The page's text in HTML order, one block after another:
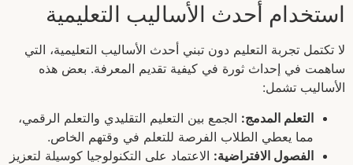
استخدام أحدث الأساليب التعليمية
لا تكتمل تجربة التعليم دون تبني أحدث الأساليب التعليمية، التي
ساهمت في إحداث ثورة في كيفية تقديم المعرفة. بعض هذه
الأساليب تشمل:
التعلم المدمج: الجمع بين التعليم التقليدي والتعلم الرقمي،
مما يعطي الطلاب الفرصة للتعلم في وقتهم الخاص.
الفصول الافتراضية: الاعتماد على التكنولوجيا كوسيلة لتعزيز